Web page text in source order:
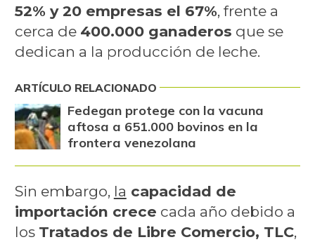
52% y 20 empresas el 67%, frente a
cerca de 400.000 ganaderos que se
dedican a la producción de leche.
ARTÍCULO RELACIONADO
Fedegan protege con la vacuna
aftosa a 651.000 bovinos en la
frontera venezolana
Sin embargo, la capacidad de
importación crece cada año debido a
los Tratados de Libre Comercio, TLC,